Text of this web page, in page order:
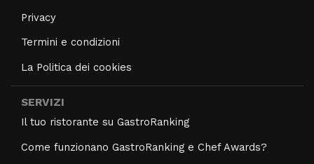
Privacy
Termini e condizioni
La Politica dei cookies
SERVIZI
Il tuo ristorante su GastroRanking
Come funzionano GastroRanking e Chef Awards?